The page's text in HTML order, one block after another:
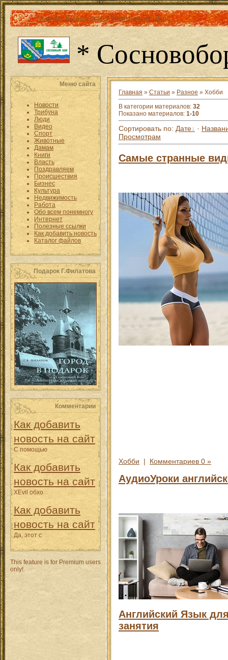
Главная|Каталог статей|Регистрация |Вход
*
Меню сайта
Новости
Трибуна
Люди
Видео
Спорт
Животные
Дамам
Книги
Власть
Поздравляем
Происшествия
Бизнес
Культура
Недвижимость
Работа
Обо всем понемногу
Интернет
Полезные ссылки
Как добавить новость
Каталог файлов
Подарок Г.Филатова
Комментарии
Как добавить
новость на сайт
С помощью
Как добавить
новость на сайт
XEvil обхо
Как добавить
новость на сайт
Да, этот с
This feature is for Premium users
only!
Главная » Статьи » Разное » Хобби
В категории материалов: 32
Показано материалов: 1-10
Сортировать по: Дате ·
Просмотрам
Самые странные
Хобби | Комментариев 0 »
АудиоУроки
Английский Язык
занятия